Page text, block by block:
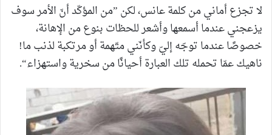
لا تجزع أماني من كلمة عانس، لكن ”من المؤكّد أنّ الأمر سوف
يزعجني عندما أسمعها وأشعر للحظات بنوع من الإهانة،
خصوصًا عندما توجّه إليّ وكأنّني متّهمة أو مرتكبة لذنب ما!
ناهيك عمّا تحمله تلك العبارة أحيانًا من سخرية واستهزاء“.